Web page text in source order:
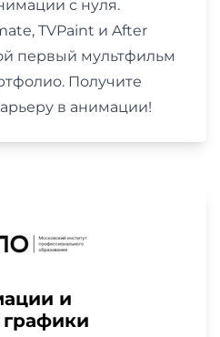
с нуля.
TVPaint и After
первый мультфильм
Получите
в анимации!
и